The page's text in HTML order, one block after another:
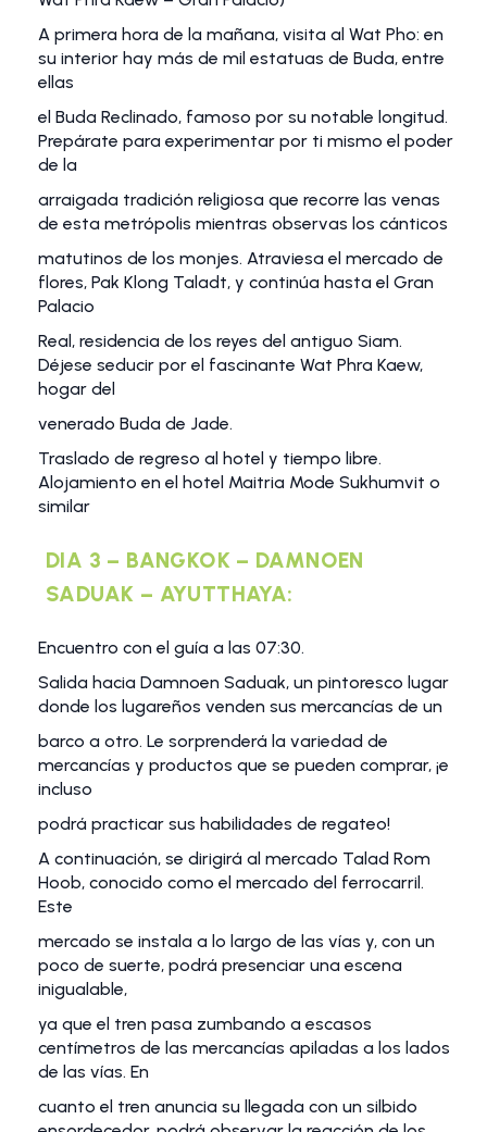
A primera hora de la mañana, visita al Wat Pho: en
su interior hay más de mil estatuas de Buda, entre
ellas
el Buda Reclinado, famoso por su notable longitud.
Prepárate para experimentar por ti mismo el poder
de la
arraigada tradición religiosa que recorre las venas
de esta metrópolis mientras observas los cánticos
matutinos de los monjes. Atraviesa el mercado de
flores, Pak Klong Taladt, y continúa hasta el Gran
Palacio
Real, residencia de los reyes del antiguo Siam.
Déjese seducir por el fascinante Wat Phra Kaew,
hogar del
venerado Buda de Jade.
Traslado de regreso al hotel y tiempo libre.
Alojamiento en el hotel Maitria Mode Sukhumvit o
similar
DIA 3 – BANGKOK – DAMNOEN
SADUAK – AYUTTHAYA:
Encuentro con el guía a las 07:30.
Salida hacia Damnoen Saduak, un pintoresco lugar
donde los lugareños venden sus mercancías de un
barco a otro. Le sorprenderá la variedad de
mercancías y productos que se pueden comprar, ¡e
incluso
podrá practicar sus habilidades de regateo!
A continuación, se dirigirá al mercado Talad Rom
Hoob, conocido como el mercado del ferrocarril.
Este
mercado se instala a lo largo de las vías y, con un
poco de suerte, podrá presenciar una escena
inigualable,
ya que el tren pasa zumbando a escasos
centímetros de las mercancías apiladas a los lados
de las vías. En
cuanto el tren anuncia su llegada con un silbido